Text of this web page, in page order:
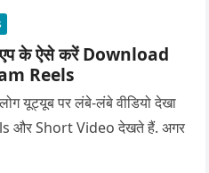
एप के ऐसे करें Download
Reels
यूट्यूब पर लंबे-लंबे वीडियो देखा
और Short Video देखते हैं. अगर